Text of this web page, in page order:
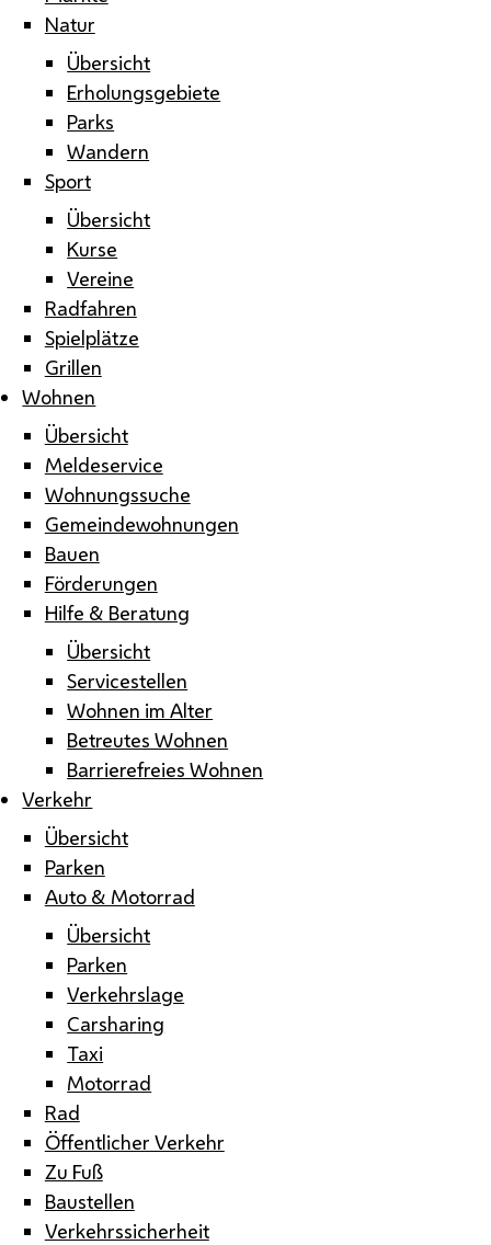
Natur
Übersicht
Erholungsgebiete
Parks
Wandern
Sport
Übersicht
Kurse
Vereine
Radfahren
Spielplätze
Grillen
Wohnen
Übersicht
Meldeservice
Wohnungssuche
Gemeindewohnungen
Bauen
Förderungen
Hilfe & Beratung
Übersicht
Servicestellen
Wohnen im Alter
Betreutes Wohnen
Barrierefreies Wohnen
Verkehr
Übersicht
Parken
Auto & Motorrad
Übersicht
Parken
Verkehrslage
Carsharing
Taxi
Motorrad
Rad
Öffentlicher Verkehr
Zu Fuß
Baustellen
Verkehrssicherheit